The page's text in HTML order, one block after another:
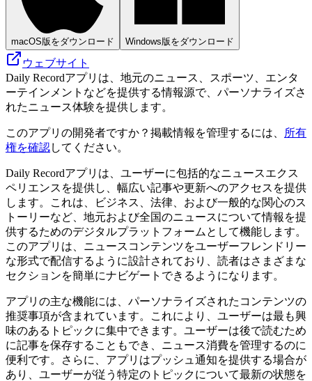
macOS版をダウンロード Windows版をダウンロード
ウェブサイト
Daily Recordアプリは、地元のニュース、スポーツ、エンタ
ーテインメントなどを提供する情報源で、パーソナライズさ
れたニュース体験を提供します。
このアプリの開発者ですか？掲載情報を管理するには、
所有
権を確認してください。
Daily Recordアプリは、ユーザーに包括的なニュースエクス
ペリエンスを提供し、幅広い記事や更新へのアクセスを提供
します。これは、ビジネス、法律、および一般的な関心のス
トーリーなど、地元および全国のニュースについて情報を提
供するためのデジタルプラットフォームとして機能します。
このアプリは、ニュースコンテンツをユーザーフレンドリー
な形式で配信するように設計されており、読者はさまざまな
セクションを簡単にナビゲートできるようになります。
アプリの主な機能には、パーソナライズされたコンテンツの
推奨事項が含まれています。これにより、ユーザーは最も興
味のあるトピックに集中できます。ユーザーは後で読むため
に記事を保存することもでき、ニュース消費を管理するのに
便利です。さらに、アプリはプッシュ通知を提供する場合が
あり、ユーザーが従う特定のトピックについて最新の状態を